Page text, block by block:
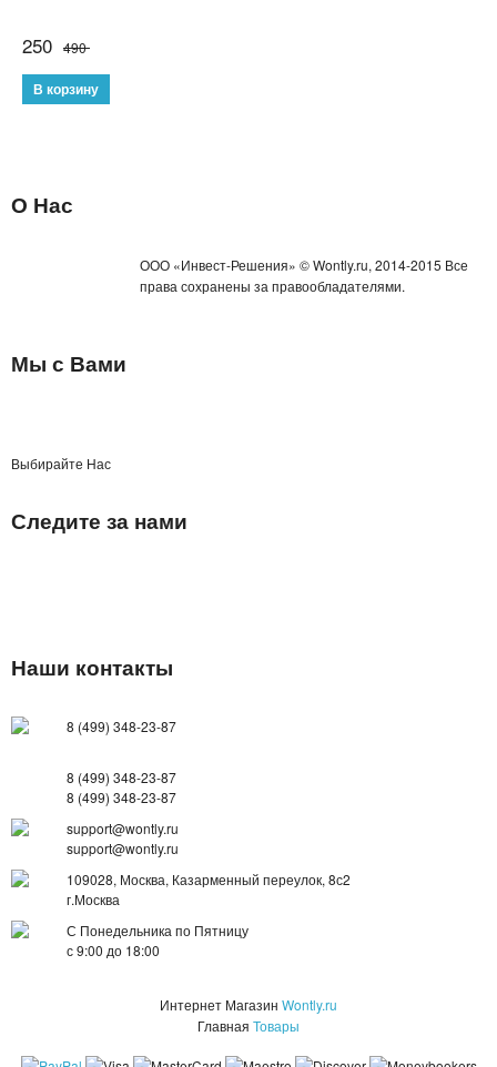
250 490
О Нас
ООО «Инвест-Решения» © Wontly.ru, 2014-2015 Все
права сохранены за правообладателями.
Мы с Вами
Выбирайте Нас
Следите за нами
Наши контакты
8 (499) 348-23-87
8 (499) 348-23-87
8 (499) 348-23-87
support@wontly.ru
support@wontly.ru
109028, Москва, Казарменный переулок, 8с2
г.Москва
С Понедельника по Пятницу
с 9:00 до 18:00
Интернет Магазин Wontly.ru
Главная Товары